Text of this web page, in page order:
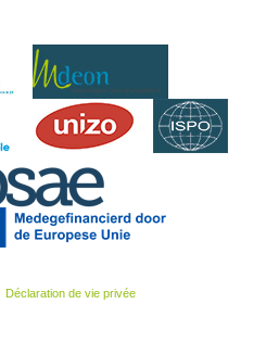
Déclaration de vie privée